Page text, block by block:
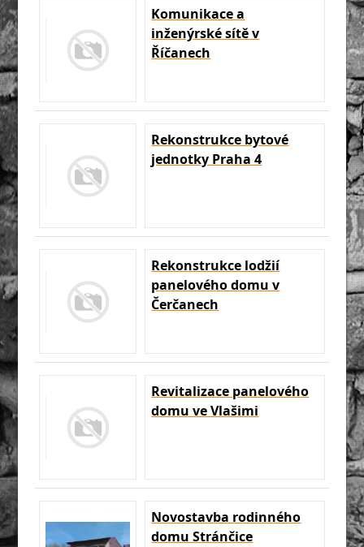
Komunikace a
inženýrské sítě v
Říčanech
Rekonstrukce bytové
jednotky Praha 4
Rekonstrukce lodžií
panelového domu v
Čerčanech
Revitalizace panelového
domu ve Vlašimi
Novostavba rodinného
domu Stránčice